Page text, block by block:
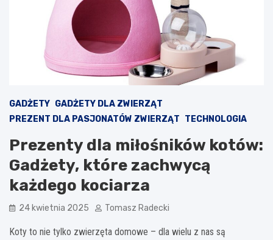
GADŻETY GADŻETY DLA ZWIERZĄT
PREZENT DLA PASJONATÓW ZWIERZĄT TECHNOLOGIA
Prezenty dla miłośników kotów:
Gadżety, które zachwycą
każdego kociarza
24 kwietnia 2025 Tomasz Radecki
Koty to nie tylko zwierzęta domowe – dla wielu z nas są